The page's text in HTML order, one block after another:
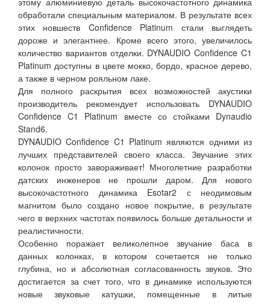
обработали специальным материалом. В результате всех
этих новшеств Confidence Platinum стали выглядеть
дороже и элегантнее. Кроме всего этого, увеличилось
количество вариантов отделки. DYNAUDIO Confidence C1
Platinum доступны в цвете мокко, бордо, красное дерево,
а также в черном рояльном лаке.
Для полного раскрытия всех возможностей акустики
производитель рекомендует использовать DYNAUDIO
Confidence C1 Platinum вместе со стойками Dynaudio
Stand6.
DYNAUDIO Confidence C1 Platinum являются одними из
лучших представителей своего класса. Звучание этих
колонок просто завораживает! Многолетние разработки
датских инженеров не прошли даром. Для нового
высокочастотного динамика Esotar2 с неодимовым
магнитом было создано новое покрытие, в результате
чего в верхних частотах появилось больше детальности и
реалистичности.
Особенно поражает великолепное звучание баса в
данных колонках, в котором сочетается не только
глубина, но и абсолютная согласованность звуков. Это
достигается за счет того, что в динамике используются
новые звуковые катушки, помещенные в литые